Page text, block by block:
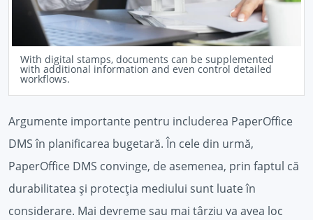
With digital stamps, documents can be supplemented
with additional information and even control detailed
workflows.
Argumente importante pentru includerea PaperOffice
DMS în planificarea bugetară. În cele din urmă,
PaperOffice DMS convinge, de asemenea, prin faptul că
durabilitatea și protecția mediului sunt luate în
considerare. Mai devreme sau mai târziu va avea loc